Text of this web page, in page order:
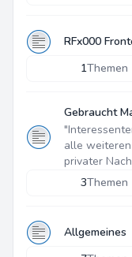
RFx000
1Themen
Gebraucht
alle
privater
3Themen
Allgemeines